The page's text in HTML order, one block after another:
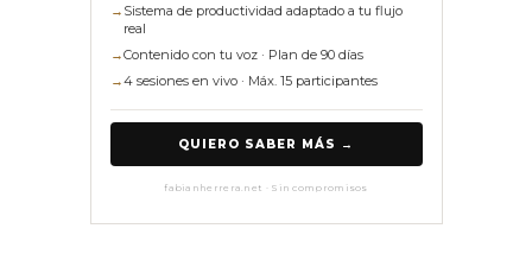
→ Sistema de productividad adaptado a tu flujo
real
→Contenido con tu voz · Plan de 90 días
→4 sesiones en vivo · Máx. 15 participantes
QUIERO SABER MÁS →
fabianherrera.net · Sin compromisos